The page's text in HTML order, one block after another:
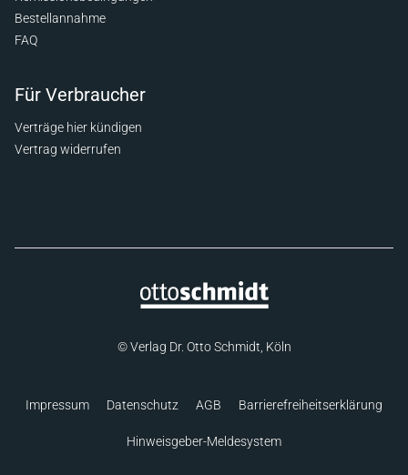
Bestellannahme
FAQ
Für Verbraucher
Verträge hier kündigen
Vertrag widerrufen
© Verlag Dr. Otto Schmidt, Köln
Impressum Datenschutz AGB Barrierefreiheitserklärung
Hinweisgeber-Meldesystem